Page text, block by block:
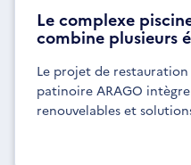
Le complexe
combine plusieurs
Le projet de
patinoire ARAGO
renouvelables et